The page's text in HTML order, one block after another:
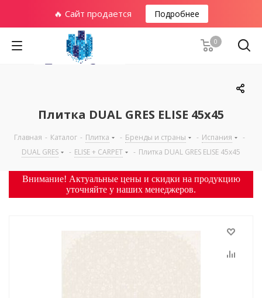
🔥 Сайт продается Подробнее
0
Плитка DUAL GRES ELISE 45х45
Главная - Каталог - Плитка - Бренды и страны - Испания
-
DUAL GRES
- ELISE + CARPET - Плитка DUAL GRES ELISE 45х45
Внимание! Актуальные цены и скидки на продукцию
уточняйте у наших менеджеров.